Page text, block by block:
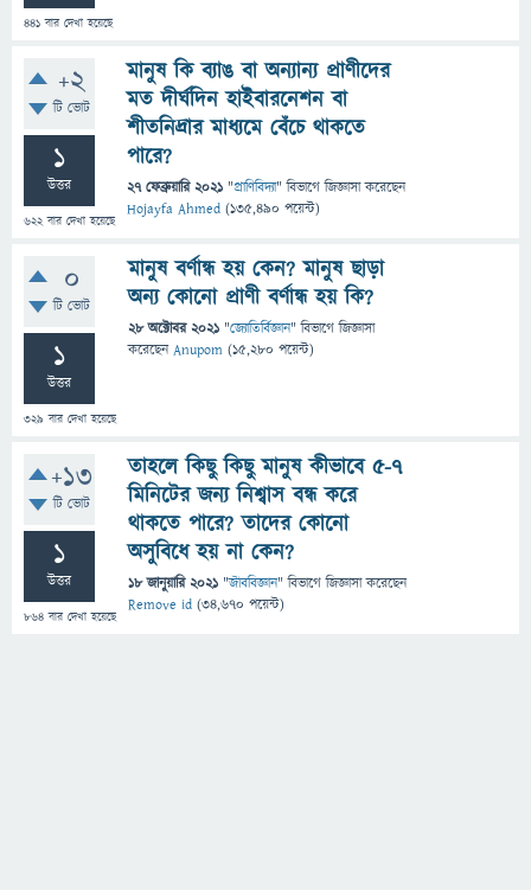
441 বার দেখা হয়েছে
+2
টি ভোট
1
উত্তর
622বার দেখা হয়েছে
মানুষ কি ব্যাঙ বা অন্যান্য প্রাণীদের
মত দীর্ঘদিন হাইবারনেশন বা
শীতনিদ্রার মাধ্যমে বেঁচে থাকতে
পারে?
27 ফেব্রুয়ারি 2021 "প্রাণিবিদ্যা" বিভাগে জিজ্ঞাসাকরেছেন
Hojayfa Ahmed (135,490 পয়েন্ট)
0
টি ভোট
1
উত্তর
329 বার দেখা হয়েছে
মানুষ বর্ণান্ধ হয় কেন? মানুষ ছাড়া
অন্য কোনো প্রাণী বর্ণান্ধ হয় কি?
28 অক্টোবর 2021 "জ্যোতির্বিজ্ঞান" বিভাগে জিজ্ঞাসা
করেছেনAnupom (15,280 পয়েন্ট)
+13
টি ভোট
1
উত্তর
864 বার দেখা হয়েছে
তাহলে কিছু কিছু মানুষ কীভাবে ৫-৭
মিনিটের জন্য নিশ্বাস বন্ধ করে
থাকতে পারে? তাদের কোনো
অসুবিধে হয় না কেন?
18 জানুয়ারি 2021 "জীববিজ্ঞান" বিভাগে জিজ্ঞাসাকরেছেন
Remove id (34,670 পয়েন্ট)